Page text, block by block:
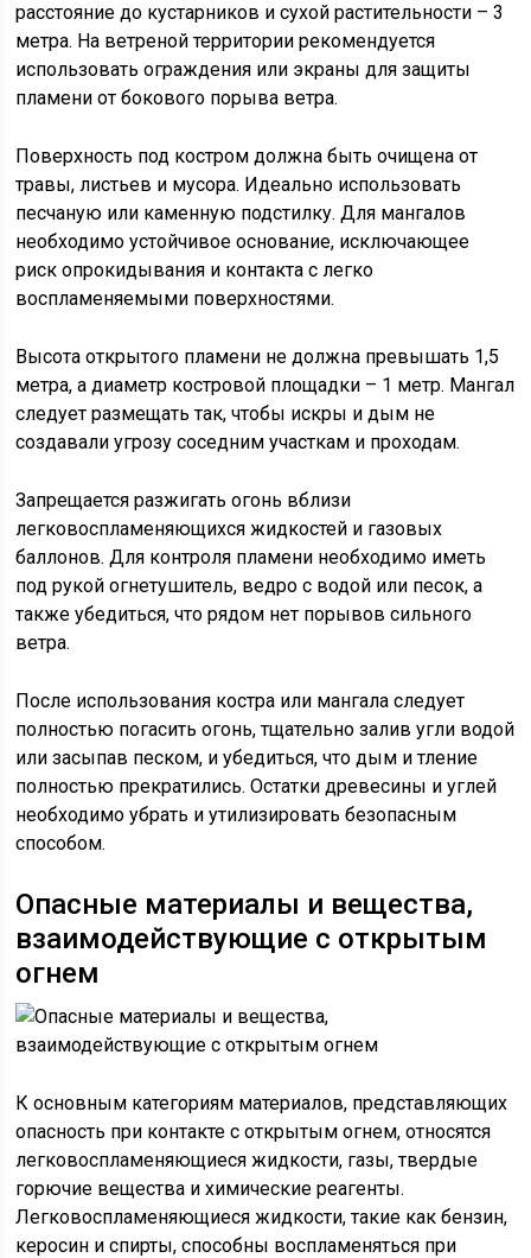
расстояние до кустарников и сухой растительности – 3
метра. На ветреной территории рекомендуется
использовать ограждения или экраны для защиты
пламени от бокового порыва ветра.
Поверхность под костром должна быть очищена от
травы, листьев и мусора. Идеально использовать
песчаную или каменную подстилку. Для мангалов
необходимо устойчивое основание, исключающее
риск опрокидывания и контакта с легко
воспламеняемыми поверхностями.
Высота открытого пламени не должна превышать 1,5
метра, а диаметр костровой площадки – 1 метр. Мангал
следует размещать так, чтобы искры и дым не
создавали угрозу соседним участкам и проходам.
Запрещается разжигать огонь вблизи
легковоспламеняющихся жидкостей и газовых
баллонов. Для контроля пламени необходимо иметь
под рукой огнетушитель, ведро с водой или песок, а
также убедиться, что рядом нет порывов сильного
ветра.
После использования костра или мангала следует
полностью погасить огонь, тщательно залив угли водой
или засыпав песком, и убедиться, что дым и тление
полностью прекратились. Остатки древесины и углей
необходимо убрать и утилизировать безопасным
способом.
Опасные материалы и вещества,
взаимодействующие с открытым
огнем
К основным категориям материалов, представляющих
опасность при контакте с открытым огнем, относятся
легковоспламеняющиеся жидкости, газы, твердые
горючие вещества и химические реагенты.
Легковоспламеняющиеся жидкости, такие как бензин,
керосин и спирты, способны воспламеняться при